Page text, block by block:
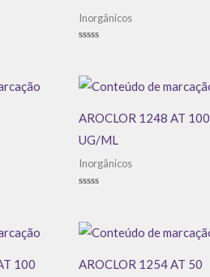
Inorgânicos
5
AROCLOR 1248 AT 100
UG/ML
Inorgânicos
5
100
AROCLOR 1254 AT 50